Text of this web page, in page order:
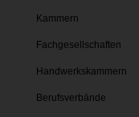
Kammern
Fachgesellschaften
Handwerkskammern
Berufsverbände